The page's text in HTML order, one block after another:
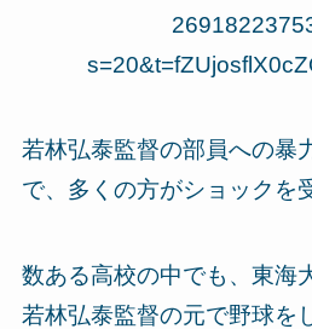
若林弘泰監督の部員への暴
で、多くの方がショックを
数ある高校の中でも、東海
若林弘泰監督の元で野球を